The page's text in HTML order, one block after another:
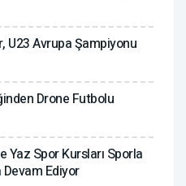
U23 Avrupa Şampiyonu
Drone Futbolu
Yaz Spor Kursları Sporla
Ediyor